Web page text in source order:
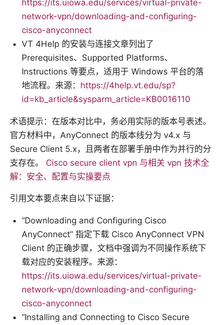
https://its.uiowa.edu/services/virtual-private-
network-vpn/downloading-and-configuring-
cisco-anyconnect
VT 4Help 的安装与连接文章列出了
Prerequisites、Supported Platforms、
Instructions 等要点，适用于 Windows 平台的落
地流程。来源： https://4help.vt.edu/sp?
id=kb_article&sysparm_article=KB0016110
术语提示：在版本对比中，务必用实际的版本号表述。
官方材料中，AnyConnect 的版本线分为 v4.x 与
Secure Client 5.x，且两者在部署手册中作为并行的分
支存在。 Cisco secure client vpn 与相关 vpn 技术全
解：安全、配置与实操要点
引用文本要点来自以下证据：
“Downloading and Configuring Cisco
AnyConnect” 指定下载 Cisco AnyConnect VPN
Client 的正确步骤，文档中强调为不同操作系统下
载对应的安装程序。来源：
https://its.uiowa.edu/services/virtual-private-
network-vpn/downloading-and-configuring-
cisco-anyconnect
“Installing and Connecting to Cisco Secure